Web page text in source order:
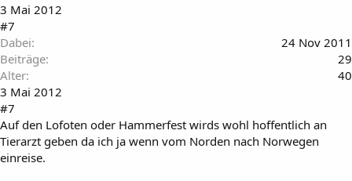
3 Mai 2012
#7
Dabei
24 Nov 2011
Beiträge
29
Alter
40
3 Mai 2012
#7
Auf den Lofoten oder Hammerfest wirds wohl hoffentlich an
Tierarzt geben da ich ja wenn vom Norden nach Norwegen
einreise.